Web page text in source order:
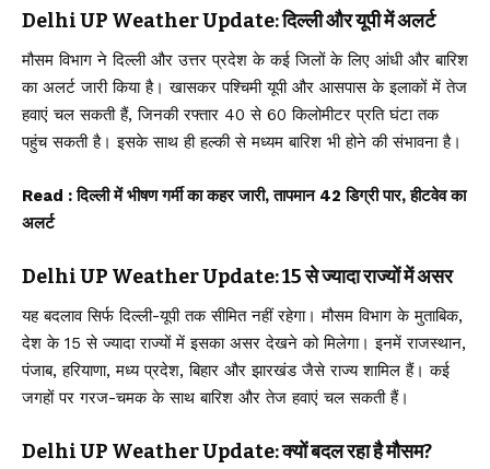
Delhi UP Weather Update: दिल्ली और यूपी में अलर्ट
मौसम विभाग ने दिल्ली और उत्तर प्रदेश के कई जिलों के लिए आंधी और बारिश
का अलर्ट जारी किया है। खासकर पश्चिमी यूपी और आसपास के इलाकों में तेज
हवाएं चल सकती हैं, जिनकी रफ्तार 40 से 60 किलोमीटर प्रति घंटा तक
पहुंच सकती है। इसके साथ ही हल्की से मध्यम बारिश भी होने की संभावना है।
Read :दिल्ली में भीषण गर्मी का कहर जारी, तापमान 42 डिग्री पार, हीटवेव का
अलर्ट
Delhi UP Weather Update: 15 से ज्यादा राज्यों में असर
यह बदलाव सिर्फ दिल्ली-यूपी तक सीमित नहीं रहेगा। मौसम विभाग के मुताबिक,
देश के 15 से ज्यादा राज्यों में इसका असर देखने को मिलेगा। इनमें राजस्थान,
पंजाब, हरियाणा, मध्य प्रदेश, बिहार और झारखंड जैसे राज्य शामिल हैं। कई
जगहों पर गरज-चमक के साथ बारिश और तेज हवाएं चल सकती हैं।
Delhi UP Weather Update: क्यों बदल रहा है मौसम?